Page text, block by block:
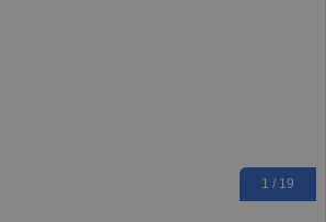
1 / 19